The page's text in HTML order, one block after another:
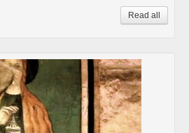
Read all